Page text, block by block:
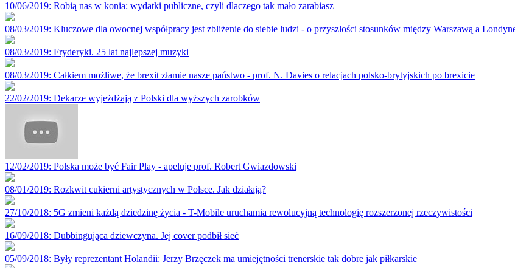
10/06/2019: Robią nas w konia: wydatki publiczne, czyli dlaczego tak mało zarabiasz
08/03/2019: Kluczowe dla owocnej współpracy jest zbliżenie do siebie ludzi - o przyszłości stosunków między Warszawą a
08/03/2019: Fryderyki. 25 lat najlepszej muzyki
08/03/2019: Całkiem możliwe, że brexit złamie nasze państwo - prof. N. Davies o relacjach polsko-brytyjskich po brexicie
22/02/2019: Dekarze wyjeżdżają z Polski dla wyższych zarobków
12/02/2019: Polska może być Fair Play - apeluje prof. Robert Gwiazdowski
08/01/2019: Rozkwit cukierni artystycznych w Polsce. Jak działają?
27/10/2018: 5G zmieni każdą dziedzinę życia - T-Mobile uruchamia rewolucyjną technologię rozszerzonej rzeczywistości
16/09/2018: Dubbingująca dziewczyna. Jej cover podbił sieć
05/09/2018: Były reprezentant Holandii: Jerzy Brzęczek ma umiejętności trenerskie tak dobre jak piłkarskie